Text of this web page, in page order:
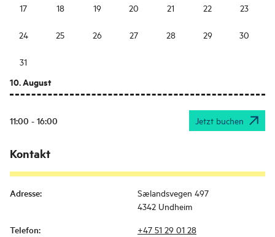
17 18 19 20 21 22 23
24 25 26 27 28 29 30
31
10. August
11:00 - 16:00 Jetzt buchen
Kontakt
Adresse:
Sælandsvegen 497
4342 Undheim
Telefon: +47 51 29 01 28